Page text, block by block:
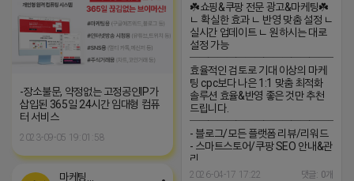
☘️쇼핑&쿠팡 전문 광고&마케팅☘️
ㄴ 확실한 효과 ㄴ 반영 맞춤 설정 ㄴ
실시간 업데이트 ㄴ 원하시는 대로
설정 가능
─────────────────
효율적인 검토로 기대 이상의 마케
팅 cpc보다 나은 1:1 맞춤 최적화
솔루션 효율&반영 좋은 것만 추천
드립니다.
─────────────────
- 블로그/모든 플랫폼 리뷰/리워드
- 스마트스토어/쿠팡 SEO 안내&관
리
─────────────────
2026-04-17 17:22 댓글: 0개
-장소불문, 약정없는 고정공인IP가
삽입된 365일 24시간 임대형 컴퓨
터 서비스
2023-09-05 19:01:58